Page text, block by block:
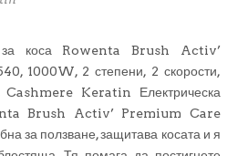
за коса Rowenta Brush Activ’
1000W, 2 степени, 2 скорости,
Cashmere Keratin Електрическа
Brush Activ’ Premium Care
за ползване, защитава косата и я